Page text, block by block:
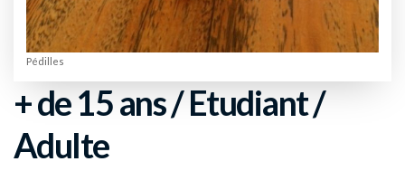
Pédilles
+ de 15 ans / Etudiant /
Adulte